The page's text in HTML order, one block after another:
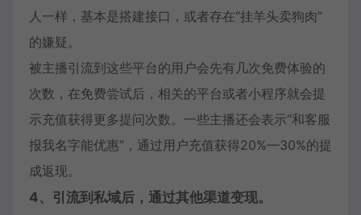
人一样，基本是搭建接口，或者存在“挂羊头卖狗肉”
的嫌疑。
被主播引流到这些平台的用户会先有几次免费体验的
次数，在免费尝试后，相关的平台或者小程序就会提
示充值获得更多提问次数。一些主播还会表示“和客服
报我名字能优惠”，通过用户充值获得20%—30%的提
成返现。
4、引流到私域后，通过其他渠道变现。